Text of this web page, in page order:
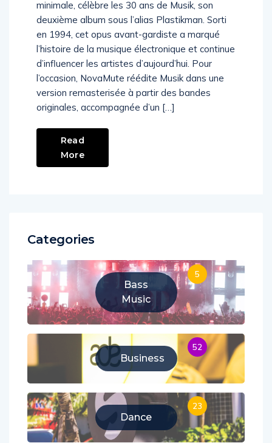
minimale, célèbre les 30 ans de Musik, son
deuxième album sous l’alias Plastikman. Sorti
en 1994, cet opus avant-gardiste a marqué
l’histoire de la musique électronique et continue
d’influencer les artistes d’aujourd’hui. Pour
l’occasion, NovaMute réédite Musik dans une
version remasterisée à partir des bandes
originales, accompagnée d’un […]
Read
More
Categories
Bass
Music
5
Business
52
Dance
23